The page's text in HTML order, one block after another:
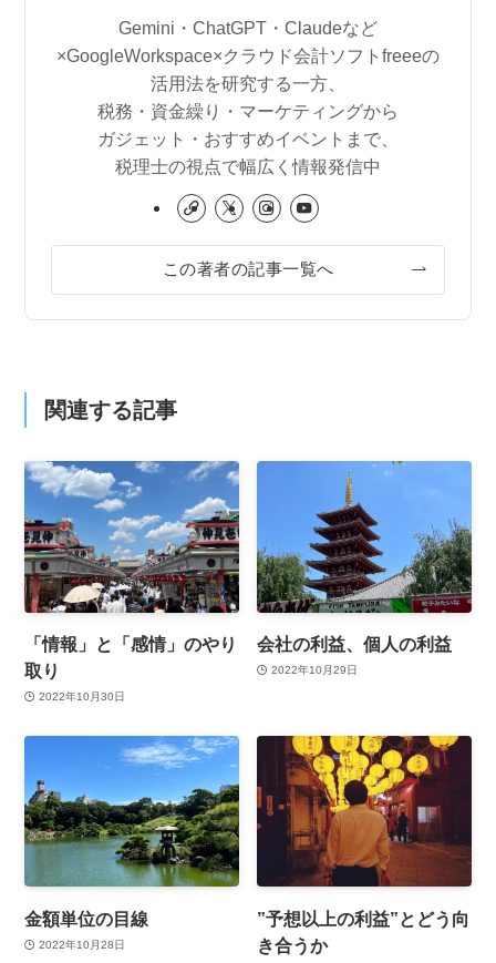
Gemini・ChatGPT・Claudeなど
×GoogleWorkspace×クラウド会計ソフトfreeeの
活用法を研究する一方、
税務・資金繰り・マーケティングから
ガジェット・おすすめイベントまで、
税理士の視点で幅広く情報発信中
この著者の記事一覧へ
関連する記事
「情報」と「感情」のやり
取り
2022年10月30日
会社の利益、個人の利益
2022年10月29日
金額単位の目線
2022年10月28日
”予想以上の利益”とどう向
き合うか